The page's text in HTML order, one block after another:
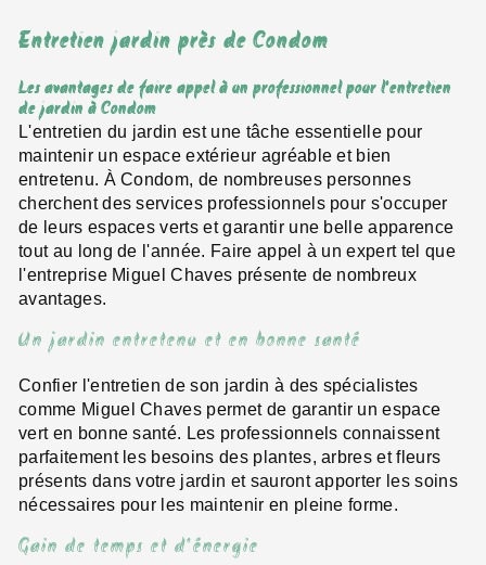
Entretien jardin près de Condom
Les avantages de faire appel à un professionnel pour l'entretien
de jardin à Condom
L'entretien du jardin est une tâche essentielle pour
maintenir un espace extérieur agréable et bien
entretenu. À Condom, de nombreuses personnes
cherchent des services professionnels pour s'occuper
de leurs espaces verts et garantir une belle apparence
tout au long de l'année. Faire appel à un expert tel que
l'entreprise Miguel Chaves présente de nombreux
avantages.
Un jardin entretenu et en bonne santé
Confier l'entretien de son jardin à des spécialistes
comme Miguel Chaves permet de garantir un espace
vert en bonne santé. Les professionnels connaissent
parfaitement les besoins des plantes, arbres et fleurs
présents dans votre jardin et sauront apporter les soins
nécessaires pour les maintenir en pleine forme.
Gain de temps et d'énergie